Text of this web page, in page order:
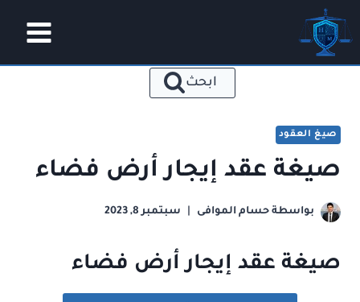
التجاوز
إلى
المحتوى
ابحث
صيغ العقود
صيغة عقد إيجار أرض فضاء
بواسطة حسام الموافى سبتمبر 8, 2023
صيغة عقد إيجار أرض فضاء